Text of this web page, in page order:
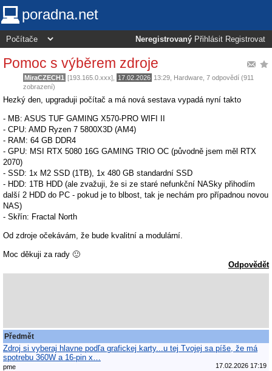
poradna.net
Neregistrovaný Přihlásit Registrovat
Pomoc s výběrem zdroje
MiraCZECH1 [193.165.0.xxx], 17.02.2026 13:29 Hardware , 7 odpovědí (911
zobrazení)
Hezký den, upgraduji počítač a má nová sestava vypadá nyní takto
- MB: ASUS TUF GAMING X570-PRO WIFI II
- CPU: AMD Ryzen 7 5800X3D (AM4)
- RAM: 64 GB DDR4
- GPU: MSI RTX 5080 16G GAMING TRIO OC (původně jsem měl RTX
2070)
- SSD: 1x M2 SSD (1TB), 1x 480 GB standardní SSD
- HDD: 1TB HDD (ale zvažuji, že si ze staré nefunkční NASky přihodím
další 2 HDD do PC - pokud je to blbost, tak je nechám pro případnou novou
NAS)
- Skřín: Fractal North
Od zdroje očekávám, že bude kvalitní a modulární.
Moc děkuji za rady 🙂
Odpovědět
Předmět
Zdroj si vyberaj hlavne podľa grafickej karty...u tej Tvojej sa píše, že má
spotrebu 360W a 16-pin x…
pme 17.02.2026 17:19